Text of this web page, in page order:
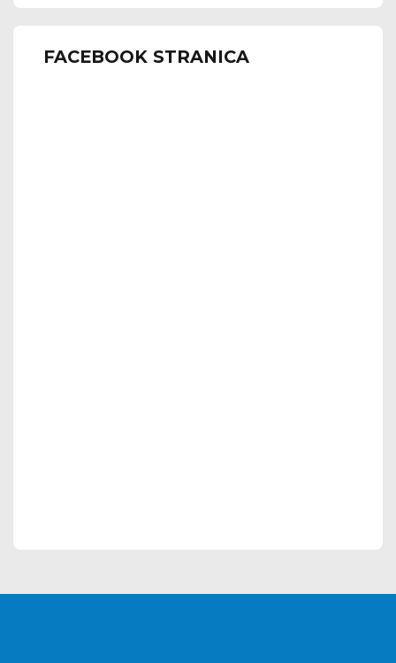
FACEBOOK STRANICA